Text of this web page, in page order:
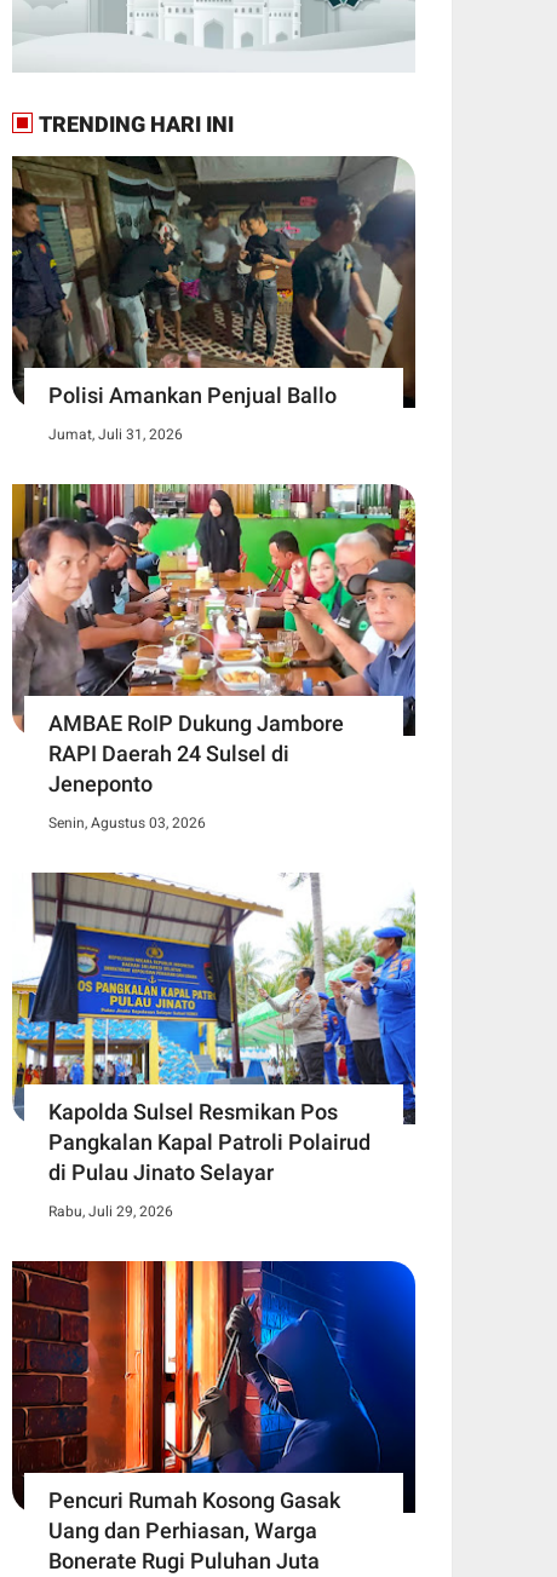
TRENDING HARI INI
Polisi Amankan Penjual Ballo
Jumat, Juli 31, 2026
AMBAE RoIP Dukung Jambore
RAPI Daerah 24 Sulsel di
Jeneponto
Senin, Agustus 03, 2026
Kapolda Sulsel Resmikan Pos
Pangkalan Kapal Patroli Polairud
di Pulau Jinato Selayar
Rabu, Juli 29, 2026
Pencuri Rumah Kosong Gasak
Uang dan Perhiasan, Warga
Bonerate Rugi Puluhan Juta